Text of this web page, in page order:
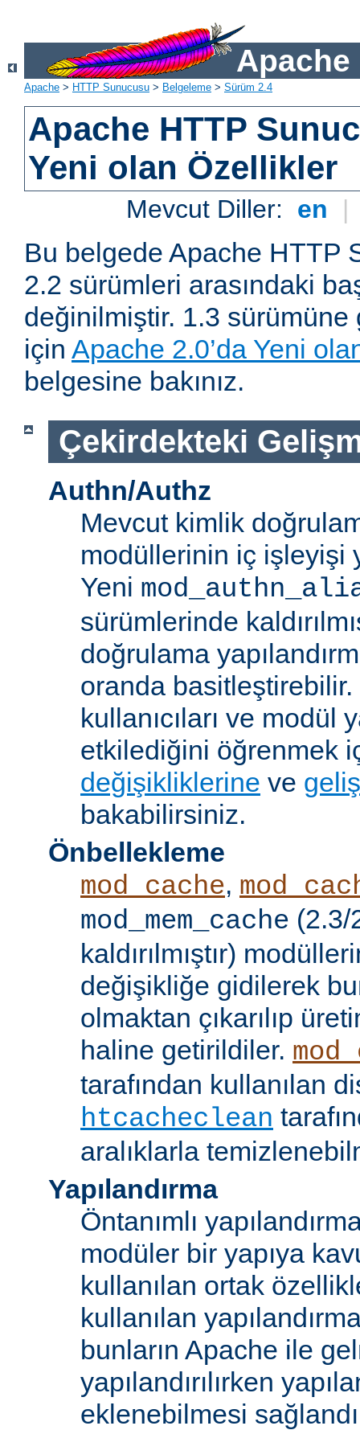
Apache
Apache > HTTP Sunucusu > Belgeleme > Sürüm 2.4
Apache HTTP
Yeni olan Özellikler
Mevcut Diller: en |
Bu belgede Apache HTTP
2.2 sürümleri arasındaki
değinilmiştir. 1.3
için Apache 2.0’da Yeni
belgesine bakınız.
Çekirdekteki
Authn/Authz
Mevcut kimlik
modüllerinin iç işleyişi
Yeni
sürümlerinde
doğrulama
oranda
kullanıcıları ve modül
etkilediğini öğrenmek
değişikliklerine ve
bakabilirsiniz.
Önbellekleme
mod_cache,
mod_mem_cache (2.3/
kaldırılmıştır)
değişikliğe gidilerek
olmaktan çıkarılıp
haline getirildiler.
tarafından kullanılan
htcacheclean
aralıklarla
Yapılandırma
Öntanımlı
modüler bir yapıya
kullanılan ortak
kullanılan
bunların Apache ile
yapılandırılırken
eklenebilmesi